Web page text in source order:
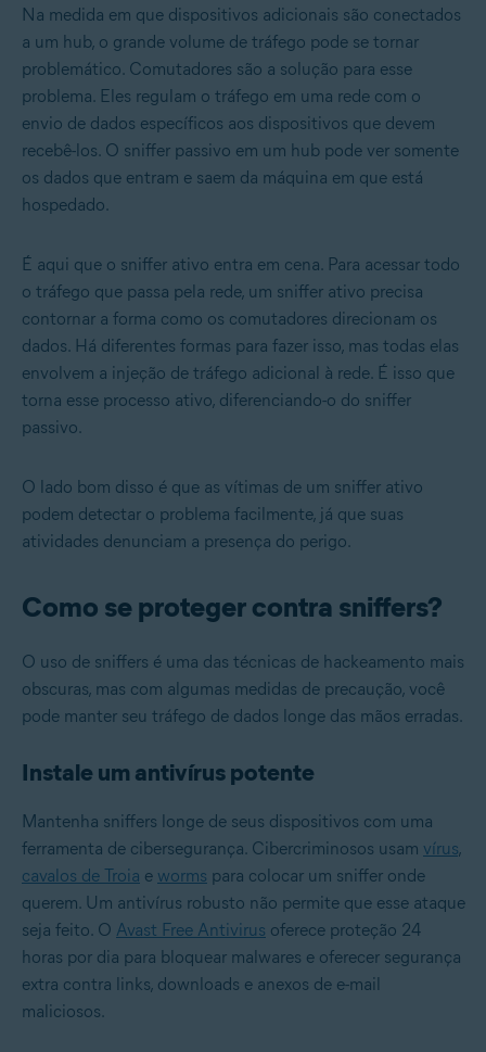
Na medida em que dispositivos adicionais são conectados
a um hub, o grande volume de tráfego pode se tornar
problemático. Comutadores são a solução para esse
problema. Eles regulam o tráfego em uma rede com o
envio de dados específicos aos dispositivos que devem
recebê-los. O sniffer passivo em um hub pode ver somente
os dados que entram e saem da máquina em que está
hospedado.
É aqui que o sniffer ativo entra em cena. Para acessar todo
o tráfego que passa pela rede, um sniffer ativo precisa
contornar a forma como os comutadores direcionam os
dados. Há diferentes formas para fazer isso, mas todas elas
envolvem a injeção de tráfego adicional à rede. É isso que
torna esse processo ativo, diferenciando-o do sniffer
passivo.
O lado bom disso é que as vítimas de um sniffer ativo
podem detectar o problema facilmente, já que suas
atividades denunciam a presença do perigo.
Como se proteger contra sniffers?
O uso de sniffers é uma das técnicas de hackeamento mais
obscuras, mas com algumas medidas de precaução, você
pode manter seu tráfego de dados longe das mãos erradas.
Instale um antivírus potente
Mantenha sniffers longe de seus dispositivos com uma
ferramenta de cibersegurança. Cibercriminosos usam vírus,
cavalos de Troia e worms para colocar um sniffer onde
querem. Um antivírus robusto não permite que esse ataque
seja feito. O Avast Free Antivirus oferece proteção 24
horas por dia para bloquear malwares e oferecer segurança
extra contra links, downloads e anexos de e-mail
maliciosos.